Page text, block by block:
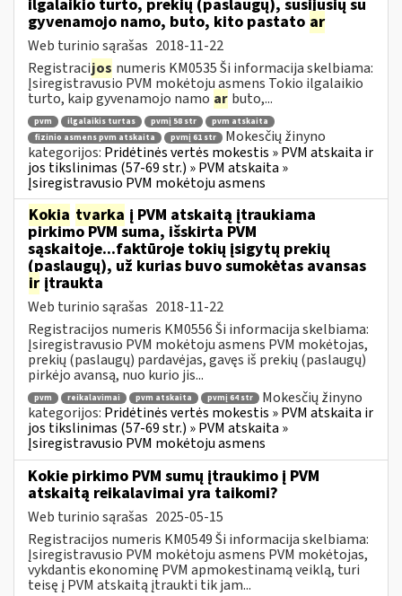
ilgalaikio turto, prekių (paslaugų), susijusių su
gyvenamojo namo, buto, kito pastato ar
Web turinio sąrašas 2018-11-22
Registracijos numeris KM0535 Ši informacija skelbiama:
Įsiregistravusio PVM mokėtoju asmens Tokio ilgalaikio
turto, kaip gyvenamojo namo ar buto,...
pvm ilgalaikis turtas pvmį 58 str
pvm atskaita
fizinio asmens pvm atskaita
pvmį 61 str
Mokesčių žinyno
kategorijos: Pridėtinės vertės mokestis » PVM atskaita ir
jos tikslinimas (57-69 str.) » PVM atskaita »
Įsiregistravusio PVM mokėtoju asmens
Kokia tvarka į PVM atskaitą įtraukiama
pirkimo PVM suma, išskirta PVM
sąskaitoje...faktūroje tokių įsigytų prekių
(paslaugų), už kurias buvo sumokėtas avansas
ir įtraukta
Web turinio sąrašas 2018-11-22
Registracijos numeris KM0556 Ši informacija skelbiama:
Įsiregistravusio PVM mokėtoju asmens PVM mokėtojas,
prekių (paslaugų) pardavėjas, gavęs iš prekių (paslaugų)
pirkėjo avansą, nuo kurio jis...
pvm reikalavimai pvm atskaita pvmį 64 str
Mokesčių žinyno
kategorijos: Pridėtinės vertės mokestis » PVM atskaita ir
jos tikslinimas (57-69 str.) » PVM atskaita »
Įsiregistravusio PVM mokėtoju asmens
Kokie pirkimo PVM sumų įtraukimo į PVM
atskaitą reikalavimai yra taikomi?
Web turinio sąrašas 2025-05-15
Registracijos numeris KM0549 Ši informacija skelbiama:
Įsiregistravusio PVM mokėtoju asmens PVM mokėtojas,
vykdantis ekonominę PVM apmokestinamą veiklą, turi
teisę į PVM atskaitą įtraukti tik jam...